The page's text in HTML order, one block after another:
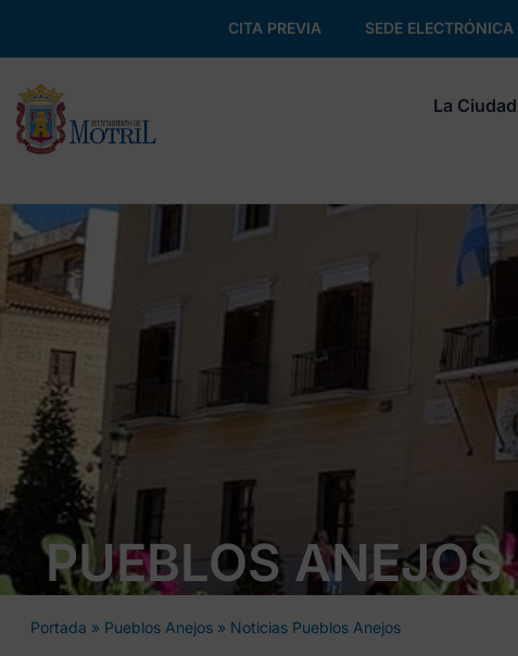
CITA PREVIA SEDE ELECTRÓNICA
La Ciudad
PUEBLOS ANEJOS
Portada » Pueblos Anejos » Noticias Pueblos Anejos